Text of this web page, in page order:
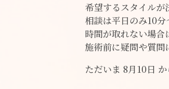
希望するスタイルが
相談は平日のみ10分
時間が取れない場合
施術前に疑問や質問
ただいま 8月10日 か